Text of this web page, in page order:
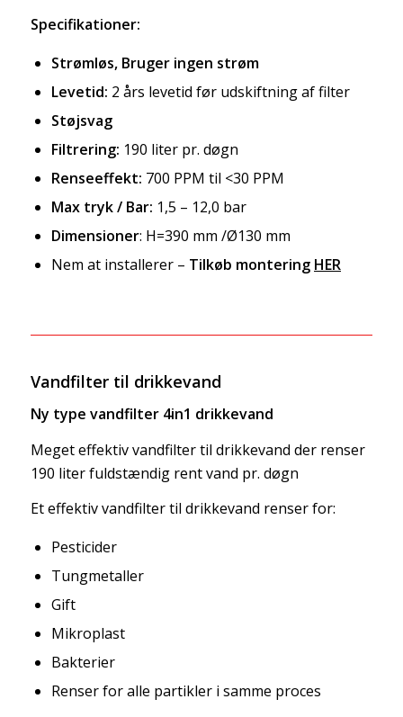
Specifikationer:
Strømløs, Bruger ingen strøm
Levetid: 2 års levetid før udskiftning af filter
Støjsvag
Filtrering: 190 liter pr. døgn
Renseeffekt: 700 PPM til <30 PPM
Max tryk / Bar: 1,5 – 12,0 bar
Dimensioner: H=390 mm /Ø130 mm
Nem at installerer – Tilkøb montering HER
Vandfilter til drikkevand
Ny type vandfilter 4in1 drikkevand
Meget effektiv vandfilter til drikkevand der renser
190 liter fuldstændig rent vand pr. døgn
Et effektiv vandfilter til drikkevand renser for:
Pesticider
Tungmetaller
Gift
Mikroplast
Bakterier
Renser for alle partikler i samme proces